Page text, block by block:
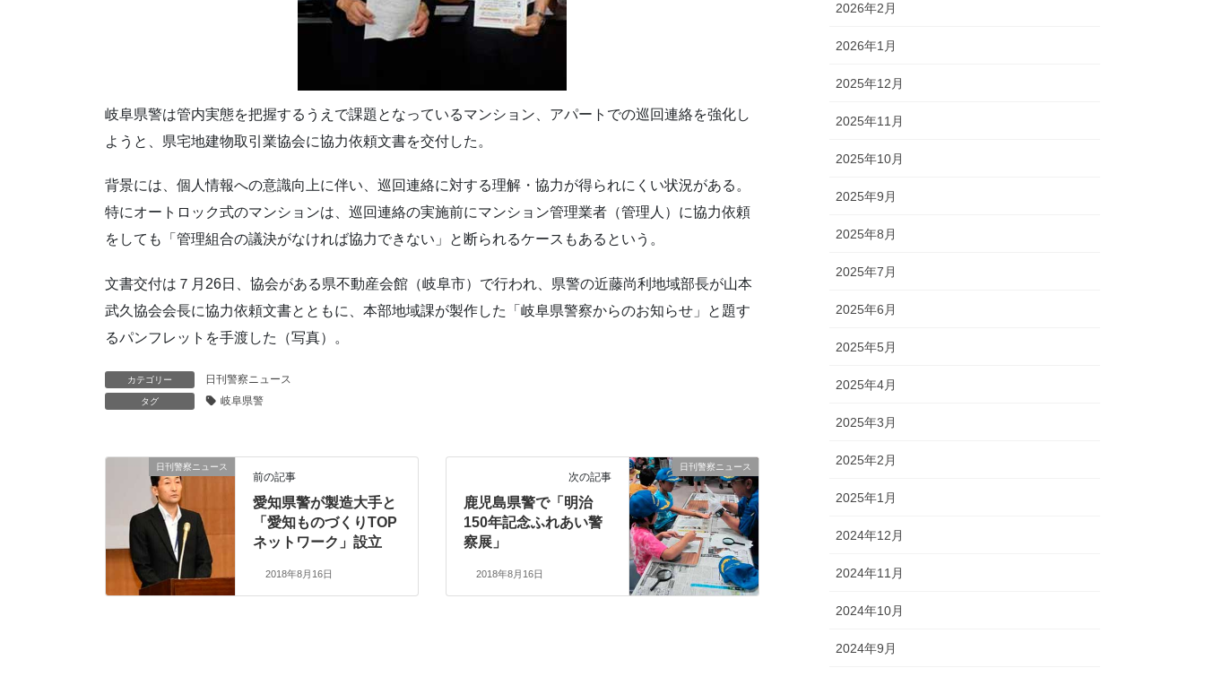
岐阜県警は管内実態を把握するうえで課題となっているマンション、アパートでの巡回連絡を強化し
ようと、県宅地建物取引業協会に協力依頼文書を交付した。
背景には、個人情報への意識向上に伴い、巡回連絡に対する理解・協力が得られにくい状況がある。
特にオートロック式のマンションは、巡回連絡の実施前にマンション管理業者（管理人）に協力依頼
をしても「管理組合の議決がなければ協力できない」と断られるケースもあるという。
文書交付は７月26日、協会がある県不動産会館（岐阜市）で行われ、県警の近藤尚利地域部長が山本
武久協会会長に協力依頼文書とともに、本部地域課が製作した「岐阜県警察からのお知らせ」と題す
るパンフレットを手渡した（写真）。
カテゴリー 日刊警察ニュース
タグ 岐阜県警
日刊警察ニュース
前の記事
愛知県警が製造大手と
「愛知ものづくりTOP
ネットワーク」設立
2018年8月16日
日刊警察ニュース
次の記事
鹿児島県警で「明治
150年記念ふれあい警
察展」
2018年8月16日
2026年2月
2026年1月
2025年12月
2025年11月
2025年10月
2025年9月
2025年8月
2025年7月
2025年6月
2025年5月
2025年4月
2025年3月
2025年2月
2025年1月
2024年12月
2024年11月
2024年10月
2024年9月